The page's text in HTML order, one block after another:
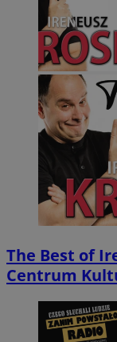
The Best of
Centrum